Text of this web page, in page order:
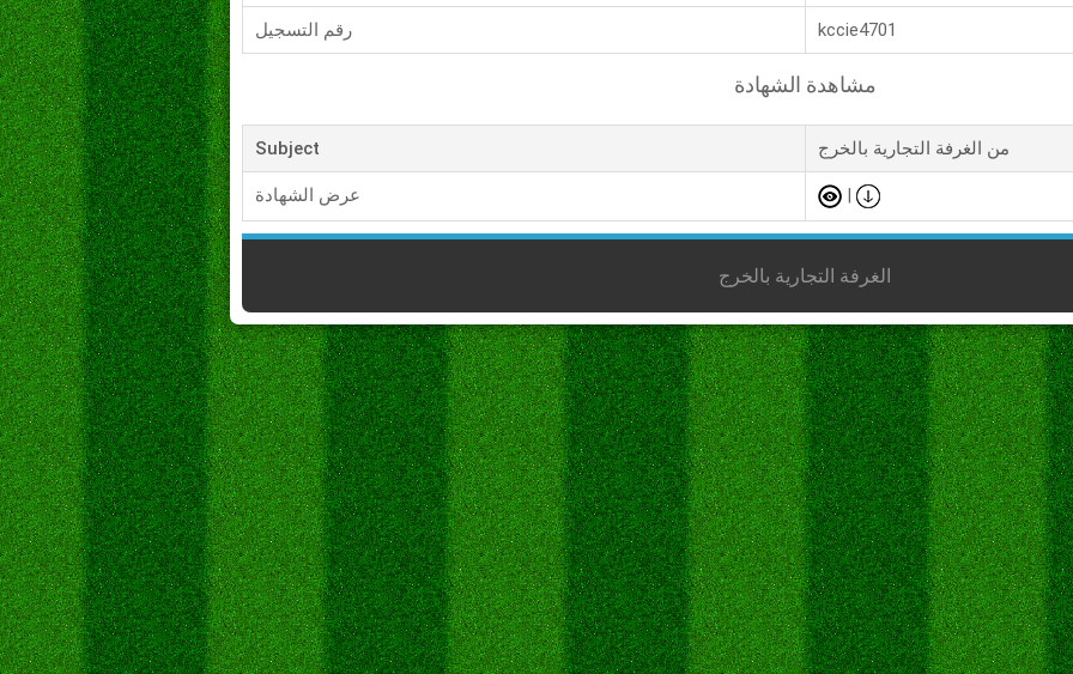
رقم التسجيل kccie4701
مشاهدة الشهادة
Subject من الغرفة التجارية بالخرج
عرض الشهادة |
الغرفة التجارية بالخرج